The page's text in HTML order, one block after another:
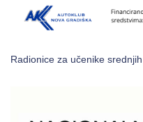
Radionice za učenike